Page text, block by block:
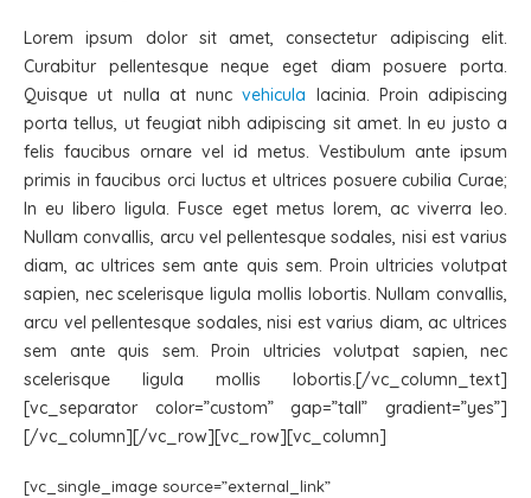
Lorem ipsum dolor sit amet, consectetur adipiscing elit.
Curabitur pellentesque neque eget diam posuere porta.
Quisque ut nulla at nuncvehicula lacinia. Proin adipiscing
porta tellus, ut feugiat nibh adipiscing sit amet. In eu justo a
felis faucibus ornare vel id metus. Vestibulum ante ipsum
primis in faucibus orci luctus et ultrices posuere cubilia Curae;
In eu libero ligula. Fusce eget metus lorem, ac viverra leo.
Nullam convallis, arcu vel pellentesque sodales, nisi est varius
diam, ac ultrices sem ante quis sem. Proin ultricies volutpat
sapien, nec scelerisque ligula mollis lobortis. Nullam convallis,
arcu vel pellentesque sodales, nisi est varius diam, ac ultrices
sem ante quis sem. Proin ultricies volutpat sapien, nec
scelerisque ligula mollis lobortis.[/vc_column_text]
[vc_separator color=”custom” gap=”tall” gradient=”yes”]
[/vc_column][/vc_row][vc_row][vc_column]
[vc_single_image source=”external_link”